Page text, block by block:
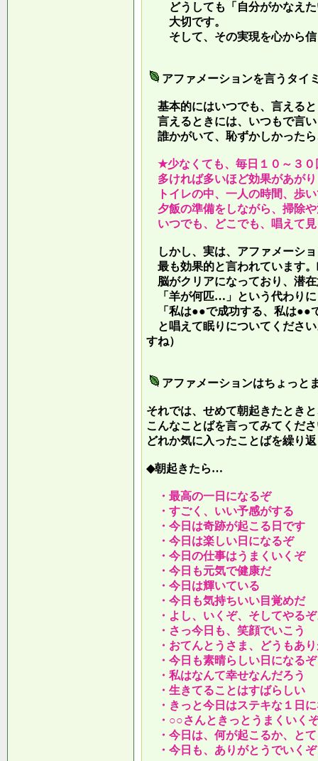
どうしても「自分がかなえた
大切です。
そして、その実現を心から信
アファメーションを言うタイ
基本的にはいつでも、言える
言えるときには、いつもで言
誰かがいて、恥ずかしかった
★少なくても、毎日１０～３０
多ければ多いほど効果があが
トイレの中、一人の時間、歩
夕飯の準備をしながら、掃除
いつでも、どこでも、唱えて
しかし、実は、アファメーシ
最も効果的と言われています
脳がクリアになっており、潜
「羊が何匹…」という代わりに
「私は●●で成功する、私は●●
と唱えて眠りについてくださ
すね）
アファメーションはちょっと
それでは、せめて朝起きたとき
こんなことばを言ってみてくだ
どれか気に入ったことばを繰り
◆朝起きたら…
・最高の一日になるぞ
・すごく、いい予感がする
・今日は奇跡が起こる日です
・今日は楽しい日になるぞ
・今日の仕事はうまくいくぞ
・今日も元気で健康だ
・今日は輝いている
・今日も気持ちいい目覚めだ
・よし、いくぞ、そしてやる
・さっ今日も、笑顔でいこう
・おてんとうさま、どうもあ
・今日も素晴らしい日になるぞ
・私はなんて幸せなんだろう
・生きてることはすばらしい
・きっと今日はステキな１日
・○○さんときっとうまくいく
・今日は、何が起こるか、と
・今日も、ありがとうでいくぞ